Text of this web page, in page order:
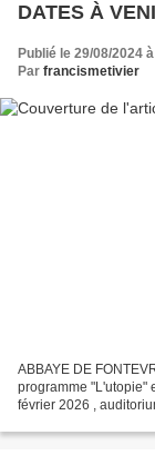
DATES À
Publié le 29/08/2024
Par francismetivier
ABBAYE DE
programme "L'utopie"
février 2026 ,